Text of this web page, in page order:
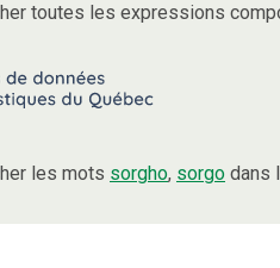
toutes les expressions
les mots sorgho, sorgo dans